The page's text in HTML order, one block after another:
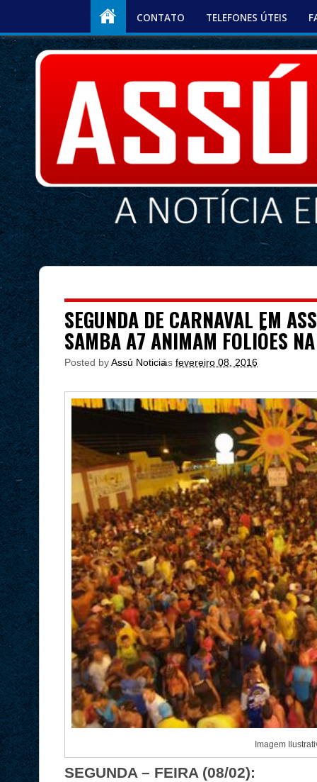
CONTATO TELEFONES ÚTEIS
SEGUNDA DE CARNAVAL EM
SAMBA A7 ANIMAM FOLIÕES
Posted byAssú Noticia
às fevereiro 08, 2016
Imagem
SEGUNDA – FEIRA (08/02):